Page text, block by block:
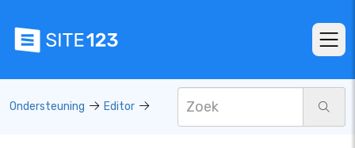
Ondersteuning Editor